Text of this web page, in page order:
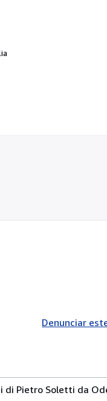
Denunciar
di Pietro Soletti da